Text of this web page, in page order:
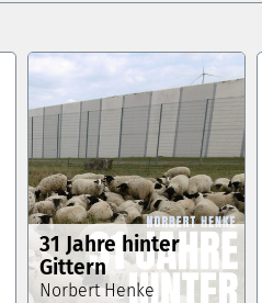
31 Jahre hinter
Gittern
Norbert Henke